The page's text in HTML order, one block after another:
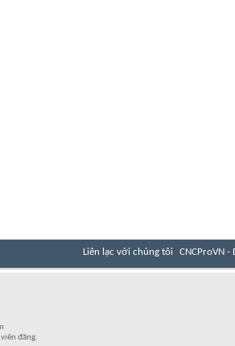
Liên lạc với chúng tôi CNCProVN -
đăng.